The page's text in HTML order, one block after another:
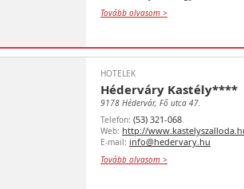
Tovább olvasom >
HOTELEK
Héderváry Kastély****
9178 Hédervár, Fő utca 47.
Telefon: (53) 321-068
Web: http://
E-mail: info@hedervary.hu
Tovább olvasom >